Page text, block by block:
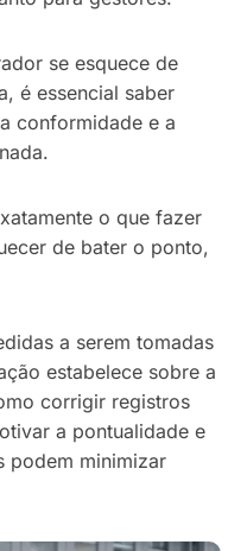
se esquece de
é essencial saber
conformidade e a
o que fazer
de bater o ponto,
a serem tomadas
estabelece sobre a
corrigir registros
a pontualidade e
podem minimizar